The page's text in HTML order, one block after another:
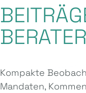
Kompakte
Mandaten,